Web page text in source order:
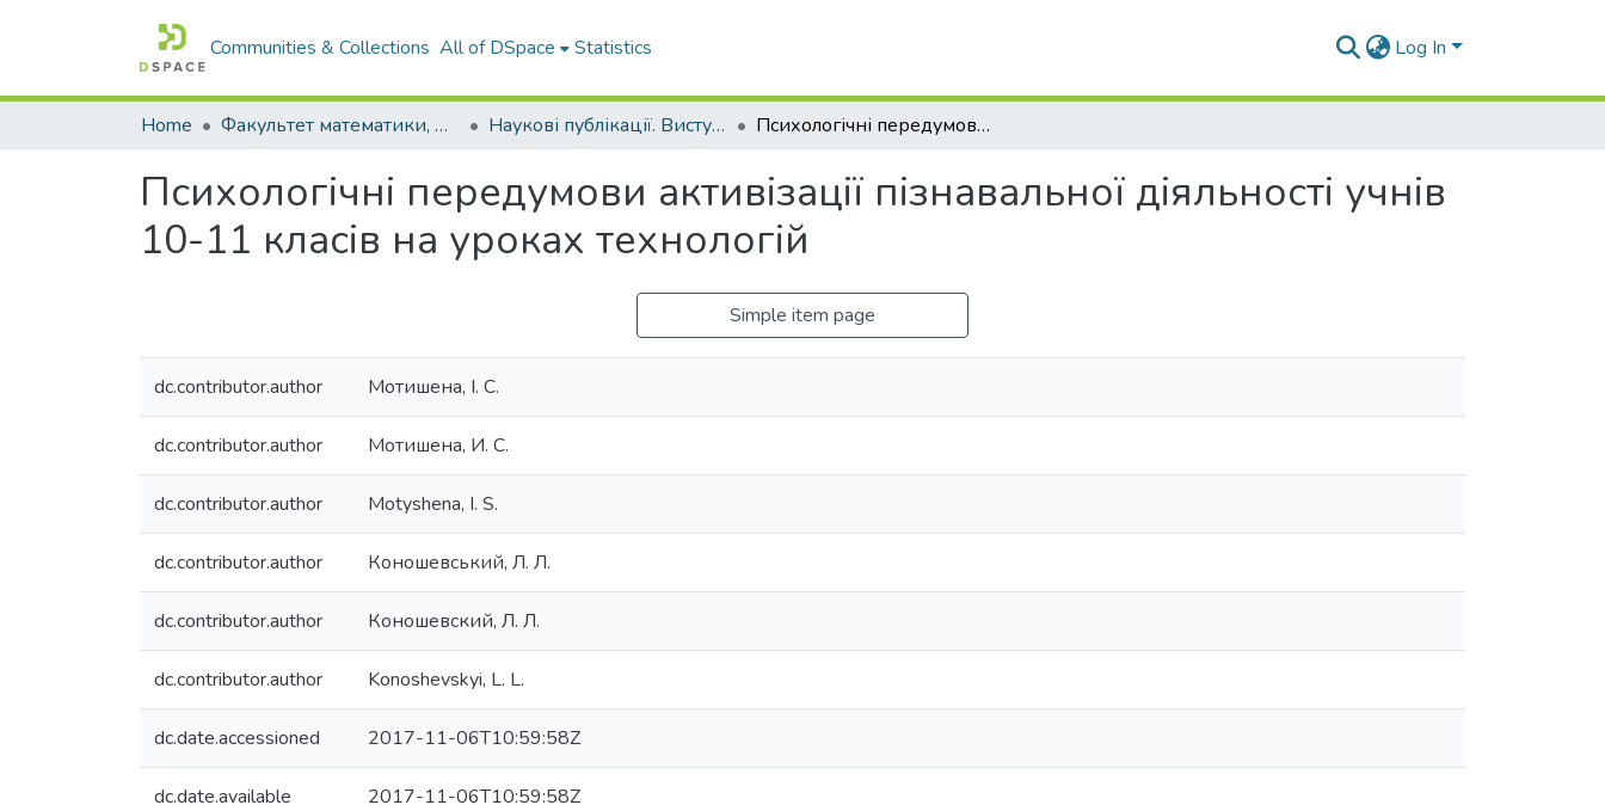
Communities & Collections All of DSpace Statistics Log In
Home Факультет математики, фізики і комп'ютерних наук Наукові публікації. Виступи Психологічні передумови активізації пізнавальної діяльності учнів 10-11 класів на уроках технологій
Психологічні передумови активізації пізнавальної діяльності учнів
10-11 класів на уроках технологій
Simple item page
dc.contributor.author Мотишена, І. С.
dc.contributor.author Мотишена, И. С.
dc.contributor.author Motyshena, I. S.
dc.contributor.author Коношевський, Л. Л.
dc.contributor.author Коношевский, Л. Л.
dc.contributor.author Konoshevskyi, L. L.
dc.date.accessioned 2017-11-06T10:59:58Z
dc.date.available 2017-11-06T10:59:58Z